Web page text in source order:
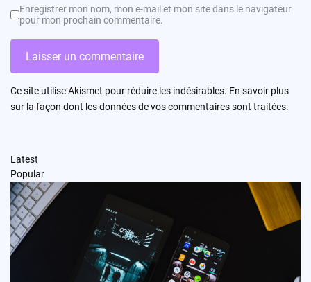
Enregistrer mon nom, mon e-mail et mon site dans le navigateur
pour mon prochain commentaire.
Ce site utilise Akismet pour réduire les indésirables. En savoir plus
sur la façon dont les données de vos commentaires sont traitées.
Latest
Popular